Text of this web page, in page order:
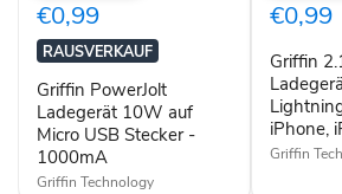
10W
auf
Micro
USB
Stecker
1000mA
€0,99
RAUSVERKAUF
Griffin PowerJolt
Ladegerät 10W auf
Micro USB Stecker -
1000mA
Griffin Technology
KFZ
Ladegerät
Lightning-
Anschluss
für
iPhone,
iPod
und
€0,99
Griffin
iPhone,
Griffin